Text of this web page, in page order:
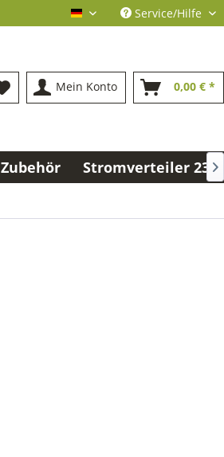
deutsch Service/Hilfe
Mein Konto 0,00 € *
Zubehör Stromverteiler 